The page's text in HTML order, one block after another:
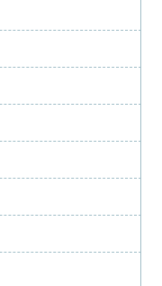
ワーク（ぐんま史
ンター ぐんま地域
せ
ままでとこれから
ブズ専門職問題の
会 合同例会「江戸